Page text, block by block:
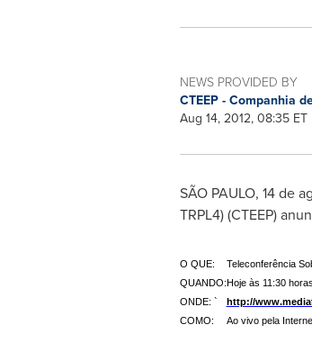
NEWS PROVIDED BY
CTEEP - Companhia
Aug 14, 2012, 08:35 ET
SÃO PAULO, 14 de
TRPL4) (CTEEP)
O QUE:
Teleconferência
QUANDO:Hoje às 11:30
ONDE: `
http://
COMO:
Ao vivo pela